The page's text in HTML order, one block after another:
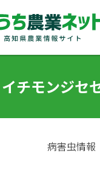
チモンジセ
病害虫情報